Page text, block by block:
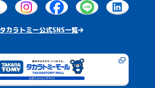
タカラトミー公式SNS一覧